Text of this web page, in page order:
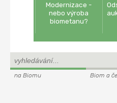
Modernizace -
nebo výroba
biometanu?
na Biomu Biom a